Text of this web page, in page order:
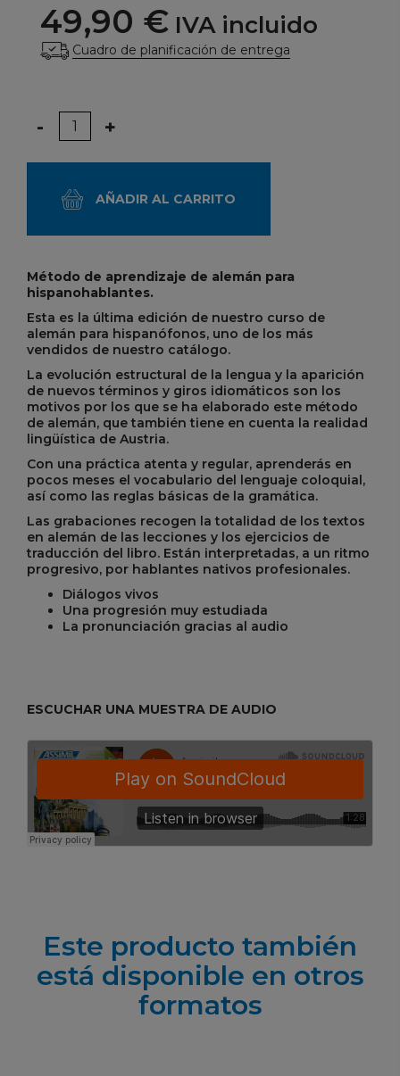
49,90 € IVA incluido
Cuadro de planificación de entrega
Cantidad
- +
AÑADIR AL CARRITO
Método de aprendizaje de alemán para
hispanohablantes.
Esta es la última edición de nuestro curso de
alemán para hispanófonos, uno de los más
vendidos de nuestro catálogo.
La evolución estructural de la lengua y la aparición
de nuevos términos y giros idiomáticos son los
motivos por los que se ha elaborado este método
de alemán, que también tiene en cuenta la realidad
lingüística de Austria.
Con una práctica atenta y regular, aprenderás en
pocos meses el vocabulario del lenguaje coloquial,
así como las reglas básicas de la gramática.
Las grabaciones recogen la totalidad de los textos
en alemán de las lecciones y los ejercicios de
traducción del libro. Están interpretadas, a un ritmo
progresivo, por hablantes nativos profesionales.
Diálogos vivos
Una progresión muy estudiada
La pronunciación gracias al audio
ESCUCHAR UNA MUESTRA DE AUDIO
Este producto también
está disponible en otros
formatos